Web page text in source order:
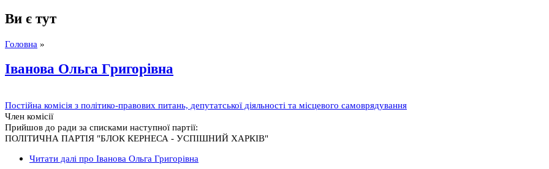
Ви є тут
Головна »
Іванова Ольга Григорівна
Постійна комісія з політико-правових питань, депутатської діяльності та місцевого самоврядування
Член комісії
Прийшов до ради за списками наступної партії:
ПОЛІТИЧНА ПАРТІЯ "БЛОК КЕРНЕСА - УСПІШНИЙ ХАРКІВ"
Читати далі про Іванова Ольга Григорівна